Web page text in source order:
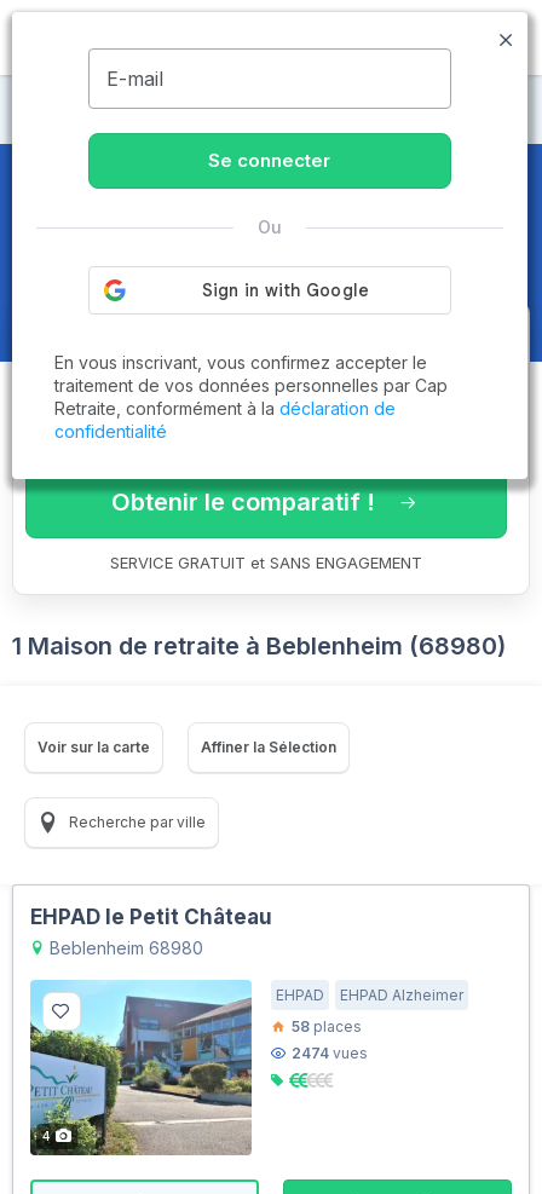
MENU
Maisons de retraite Haut-Rhin
Maisons de retraite et EHPAD
Beblenheim (68980)
Obtenez le
comparatif des
établissementsadaptés à vos
critères en 3 minutes !
Obtenir le comparatif !
SERVICE GRATUIT et SANS ENGAGEMENT
1 Maison de retraite à Beblenheim (68980)
Voir sur la carte Affiner la Sélection
Recherche par ville
EHPAD le Petit Château
Beblenheim 68980
4
EHPAD
EHPAD Alzheimer
58 places
2474 vues
E-mail
Se connecter
Ou
En vous inscrivant, vous confirmez accepter le
traitement de vos données personnelles par Cap
Retraite, conformément à la déclaration de
confidentialité